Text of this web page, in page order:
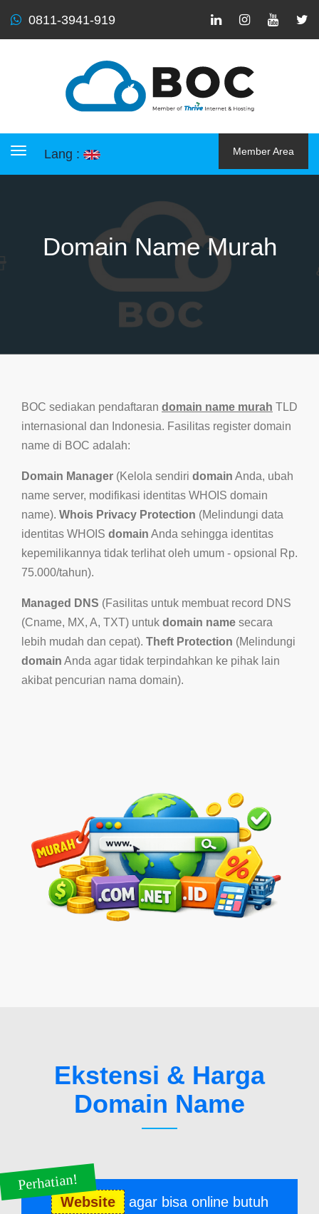
0811-3941-919
Toggle navigation
Lang : Member Area
Domain Name Murah
BOC sediakan pendaftaran domain name murah TLD
internasional dan Indonesia. Fasilitas register domain
name di BOC adalah:
Domain Manager (Kelola sendiri domain Anda, ubah
name server, modifikasi identitas WHOIS domain
name). Whois Privacy Protection (Melindungi data
identitas WHOIS domain Anda sehingga identitas
kepemilikannya tidak terlihat oleh umum - opsional Rp.
75.000/tahun).
Managed DNS (Fasilitas untuk membuat record DNS
(Cname, MX, A, TXT) untuk domain name secara
lebih mudah dan cepat). Theft Protection (Melindungi
domain Anda agar tidak terpindahkan ke pihak lain
akibat pencurian nama domain).
Ekstensi & Harga
Domain Name
Perhatian!
Website agar bisa online butuh